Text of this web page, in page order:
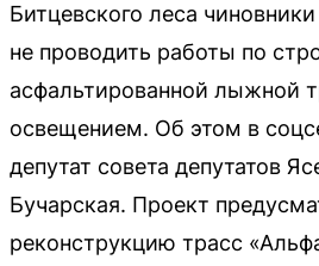
Битцевского леса
не проводить работы по
асфальтированной лыжной
освещением. Об этом в
депутат совета депутатов
Бучарская. Проект
реконструкцию трасс